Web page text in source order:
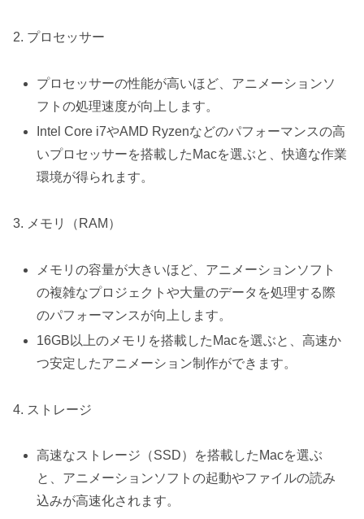
2. プロセッサー
プロセッサーの性能が高いほど、アニメーションソ
フトの処理速度が向上します。
Intel Core i7やAMD Ryzenなどのパフォーマンスの高
いプロセッサーを搭載したMacを選ぶと、快適な作業
環境が得られます。
3. メモリ（RAM）
メモリの容量が大きいほど、アニメーションソフト
の複雑なプロジェクトや大量のデータを処理する際
のパフォーマンスが向上します。
16GB以上のメモリを搭載したMacを選ぶと、高速か
つ安定したアニメーション制作ができます。
4. ストレージ
高速なストレージ（SSD）を搭載したMacを選ぶ
と、アニメーションソフトの起動やファイルの読み
込みが高速化されます。